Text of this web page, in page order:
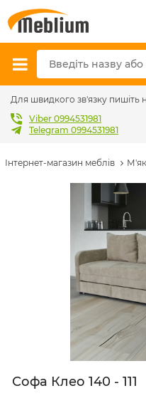
Для швидкого зв'язку
Viber 0994531981
Telegram 0994531981
Інтернет-магазин меблів
Софа Клео 140 - 111